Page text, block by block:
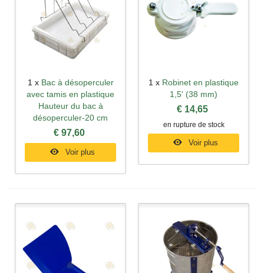
1 x Bac à désoperculer
avec tamis en plastique
Hauteur du bac à
désoperculer-20 cm
€ 97,60
Voir plus
1 x Robinet en plastique
1,5' (38 mm)
€ 14,65
en rupture de stock
Voir plus